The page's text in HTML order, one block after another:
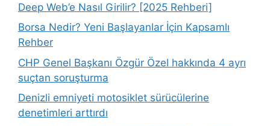
Deep Web’e Nasıl Girilir? [2025 Rehberi]
Borsa Nedir? Yeni Başlayanlar İçin Kapsamlı
Rehber
CHP Genel Başkanı Özgür Özel hakkında 4 ayrı
suçtan soruşturma
Denizli emniyeti motosiklet sürücülerine
denetimleri arttırdı